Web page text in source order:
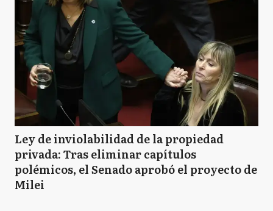
Ley de inviolabilidad de la propiedad
privada: Tras eliminar capítulos
polémicos, el Senado aprobó el proyecto de
Milei